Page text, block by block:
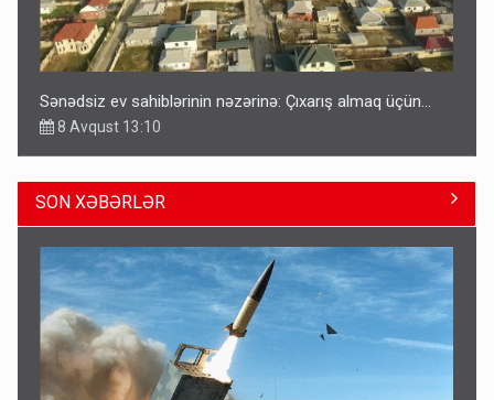
Sənədsiz ev sahiblərinin nəzərinə: Çıxarış almaq üçün...
8 Avqust 13:10
SON XƏBƏRLƏR